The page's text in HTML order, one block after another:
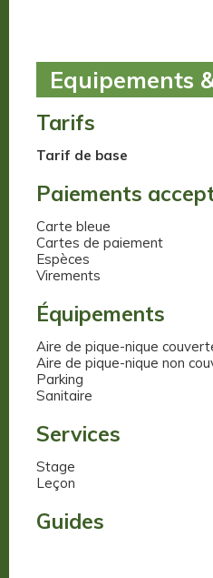
Equipements
Tarifs
Tarif de base
Paiements
Carte bleue
Cartes de paiement
Espèces
Virements
Équipements
Aire de pique-nique
Aire de pique-nique non
Parking
Sanitaire
Services
Stage
Leçon
Guides